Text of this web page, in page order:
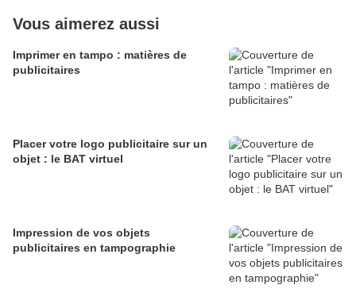
Vous aimerez aussi
Imprimer en tampo : matières de
publicitaires
Placer votre logo publicitaire sur un
objet : le BAT virtuel
Impression de vos objets
publicitaires en tampographie